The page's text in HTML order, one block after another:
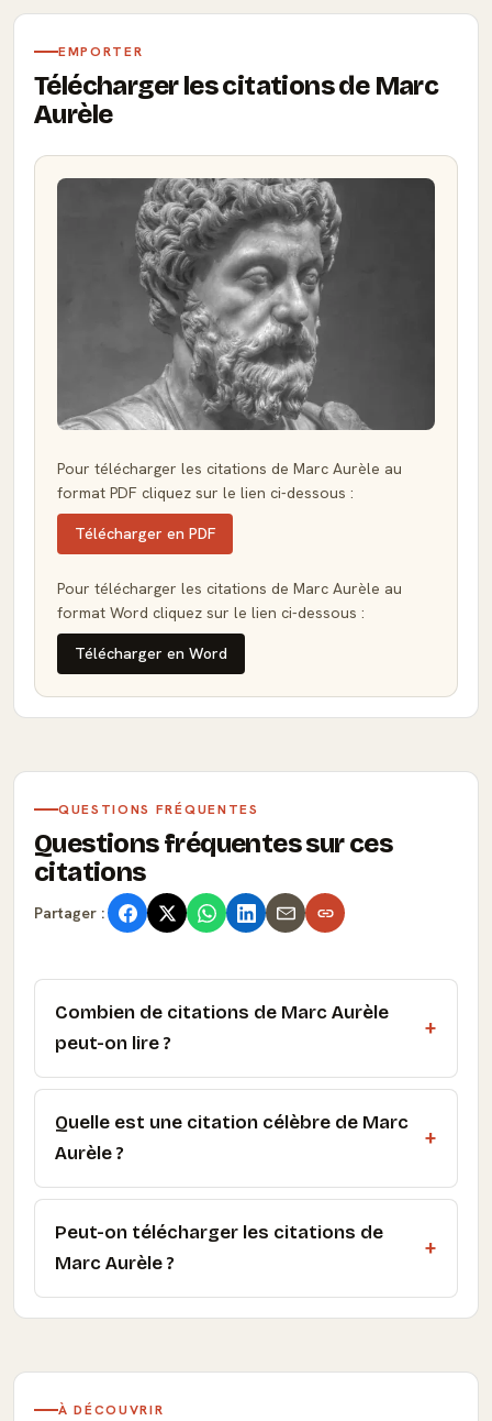
EMPORTER
Télécharger les citations de Marc
Aurèle
Pour télécharger les citations de Marc Aurèle au
format PDF cliquez sur le lien ci-dessous :
Télécharger en PDF
Pour télécharger les citations de Marc Aurèle au
format Word cliquez sur le lien ci-dessous :
Télécharger en Word
QUESTIONS FRÉQUENTES
Questions fréquentes sur ces
citations
Partager :
Combien de citations de Marc Aurèle
peut-on lire ?
Quelle est une citation célèbre de Marc
Aurèle ?
Peut-on télécharger les citations de
Marc Aurèle ?
À DÉCOUVRIR